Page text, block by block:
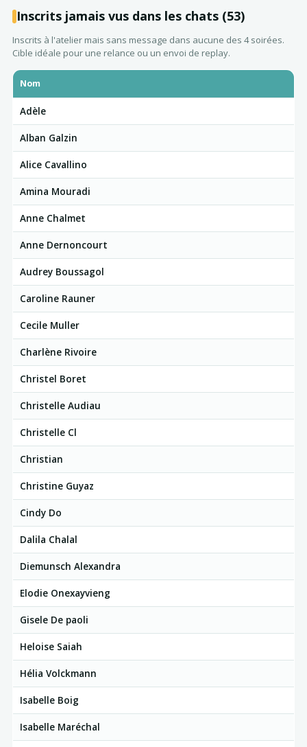
Inscrits jamais vus dans les chats (53)
Inscrits à l'atelier mais sans message dans aucune des 4 soirées.
Cible idéale pour une relance ou un envoi de replay.
Nom
Adèle
Alban Galzin
Alice Cavallino
Amina Mouradi
Anne Chalmet
Anne Dernoncourt
Audrey Boussagol
Caroline Rauner
Cecile Muller
Charlène Rivoire
Christel Boret
Christelle Audiau
Christelle Cl
Christian
Christine Guyaz
Cindy Do
Dalila Chalal
Diemunsch Alexandra
Elodie Onexayvieng
Gisele De paoli
Heloise Saiah
Hélia Volckmann
Isabelle Boig
Isabelle Maréchal